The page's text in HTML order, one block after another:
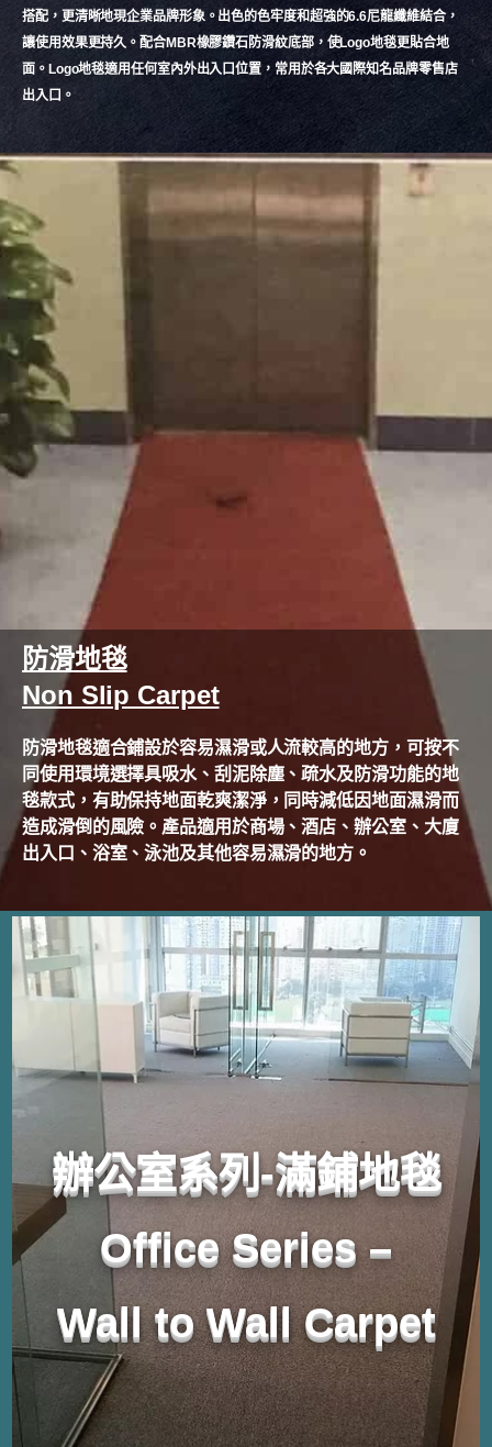
搭配，更清晰地現企業品牌形象。出色的色牢度和超強的6.6尼龍纖維結合，
讓使用效果更持久。配合MBR橡膠鑽石防滑紋底部，使Logo地毯更貼合地
面。Logo地毯適用任何室內外出入口位置，常用於各大國際知名品牌零售店
出入口。
防滑地毯
Non Slip Carpet
防滑地毯適合鋪設於容易濕滑或人流較高的地方，可按不
同使用環境選擇具吸水、刮泥除塵、疏水及防滑功能的地
毯款式，有助保持地面乾爽潔淨，同時減低因地面濕滑而
造成滑倒的風險。產品適用於商場、酒店、辦公室、大廈
出入口、浴室、泳池及其他容易濕滑的地方。
辦公室系列-滿鋪地毯
Office Series –
Wall to Wall Carpet